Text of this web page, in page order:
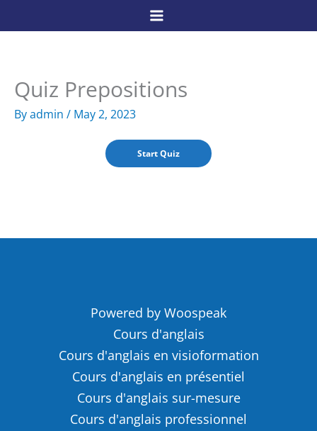
to
Quiz Prepositions
Byadmin / May 2, 2023
Powered by Woospeak
Cours d'anglais
Cours d'anglais en visioformation
Cours d'anglais en présentiel
Cours d'anglais sur-mesure
Cours d'anglais professionnel